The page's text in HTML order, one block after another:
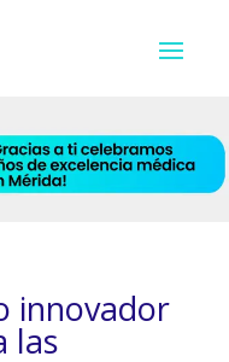
innovador
las